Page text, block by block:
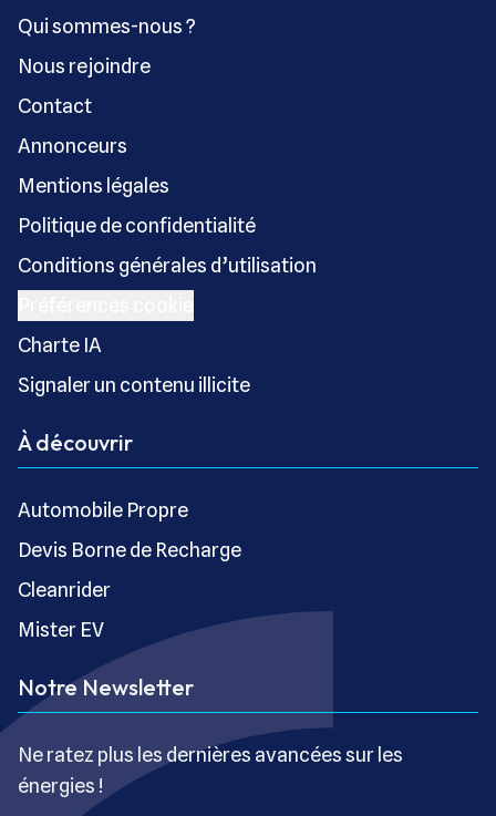
Qui sommes-nous ?
Nous rejoindre
Contact
Annonceurs
Mentions légales
Politique de confidentialité
Conditions générales d’utilisation
Charte IA
Signaler un contenu illicite
À découvrir
Automobile Propre
Devis Borne de Recharge
Cleanrider
Mister EV
Notre Newsletter
Ne ratez plus les dernières avancées sur les
énergies !